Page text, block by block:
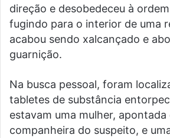
direção e desobedeceu à
fugindo para o interior de uma
acabou sendo xalcançado e
guarnição.
Na busca pessoal, foram
tabletes de substância
estavam uma mulher, apontada
companheira do suspeito, e